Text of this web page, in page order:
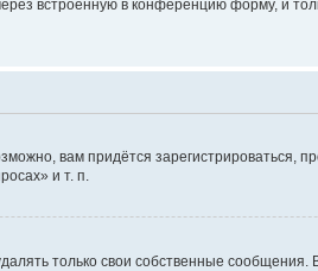
встроенную в конференцию форму, и
вам придётся зарегистрироваться,
и т. п.
только свои собственные